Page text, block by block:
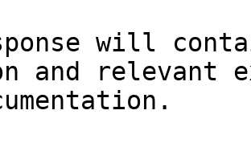
will
and relevant